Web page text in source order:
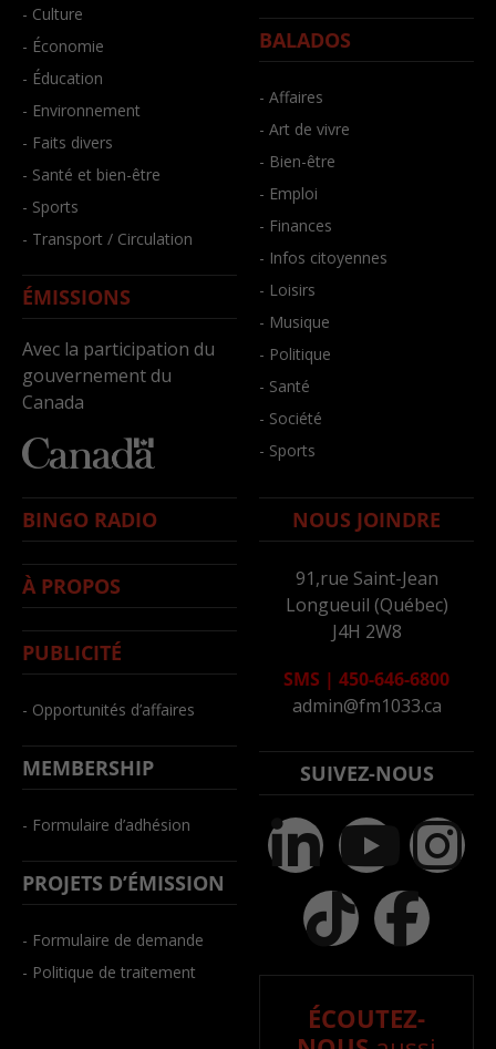
- Culture
- Économie
- Éducation
- Environnement
- Faits divers
- Santé et bien-être
- Sports
- Transport / Circulation
ÉMISSIONS
Avec la participation du
gouvernement du
Canada
BALADOS
- Affaires
- Art de vivre
- Bien-être
- Emploi
- Finances
- Infos citoyennes
- Loisirs
- Musique
- Politique
- Santé
- Société
- Sports
BINGO RADIO
À PROPOS
PUBLICITÉ
- Opportunités d’affaires
MEMBERSHIP
- Formulaire d’adhésion
PROJETS D’ÉMISSION
- Formulaire de demande
- Politique de traitement
NOUS JOINDRE
91,rue Saint-Jean
Longueuil (Québec)
J4H 2W8
SMS | 450-646-6800
admin@fm1033.ca
SUIVEZ-NOUS
ÉCOUTEZ-